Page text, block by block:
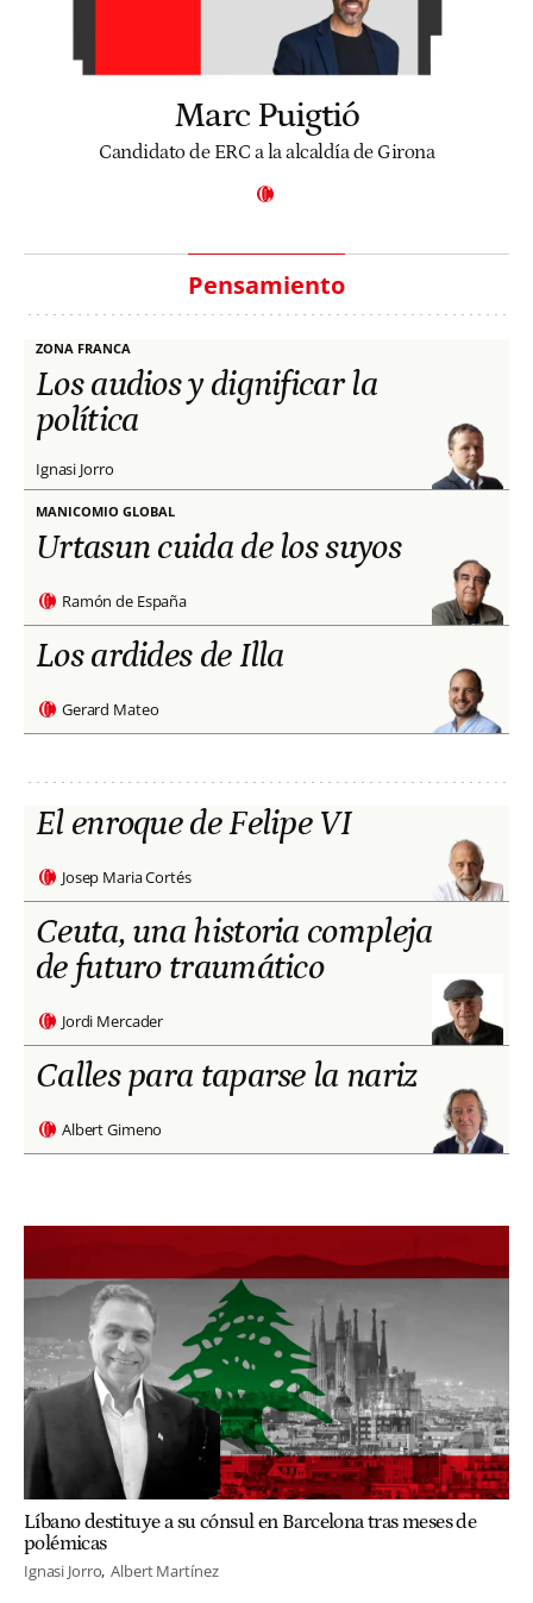
Marc Puigtió
Candidato de ERC a la alcaldía de Girona
Pensamiento
ZONA FRANCA
Los audios y dignificar la
política
Ignasi Jorro
MANICOMIO GLOBAL
Urtasun cuida de los suyos
Ramón de España
Los ardides de Illa
Gerard Mateo
El enroque de Felipe VI
Josep Maria Cortés
Ceuta, una historia compleja
de futuro traumático
Jordi Mercader
Calles para taparse la nariz
Albert Gimeno
Líbano destituye a su cónsul en Barcelona tras meses de
polémicas
Ignasi Jorro Albert Martínez